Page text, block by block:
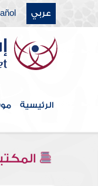
عربي
الرئيسية